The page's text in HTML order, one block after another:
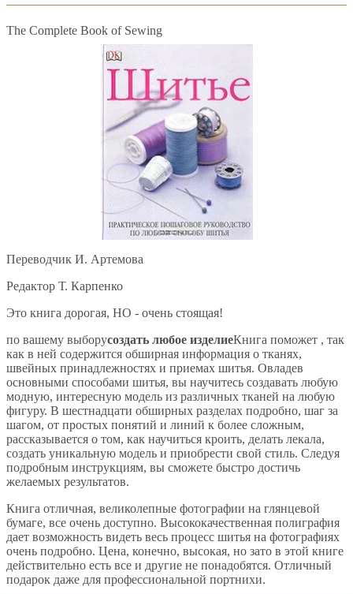
The Сomplete Book of Sewing
Переводчик И. Артемова
Редактор Т. Карпенко
Это книга дорогая, НО - очень стоящая!
по вашему выборусоздать любое изделиеКнига поможет , так
как в ней содержится обширная информация о тканях,
швейных принадлежностях и приемах шитья. Овладев
основными способами шитья, вы научитесь создавать любую
модную, интересную модель из различных тканей на любую
фигуру. В шестнадцати обширных разделах подробно, шаг за
шагом, от простых понятий и линий к более сложным,
рассказывается о том, как научиться кроить, делать лекала,
создать уникальную модель и приобрести свой стиль. Следуя
подробным инструкциям, вы сможете быстро достичь
желаемых результатов.
Книга отличная, великолепные фотографии на глянцевой
бумаге, все очень доступно. Высококачественная полиграфия
дает возможность видеть весь процесс шитья на фотографиях
очень подробно. Цена, конечно, высокая, но зато в этой книге
действительно есть все и другие не понадобятся. Отличный
подарок даже для профессиональной портнихи.